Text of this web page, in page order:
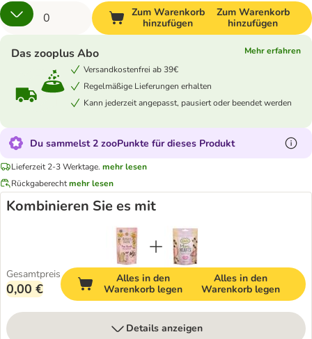
Zum Warenkorb
hinzufügen
Zum Warenkorb
hinzufügen
Das zooplus Abo
Mehr erfahren
Versandkostenfrei ab 39€
Regelmäßige Lieferungen erhalten
Kann jederzeit angepasst, pausiert oder beendet werden
Du sammelst 2 zooPunkte für dieses Produkt
Lieferzeit 2-3 Werktage. mehr lesen
Rückgaberechtmehr lesen
Kombinieren Sie es mit
Gesamtpreis
0,00 €
Alles in den
Warenkorb legen
Alles in den
Warenkorb legen
Details anzeigen